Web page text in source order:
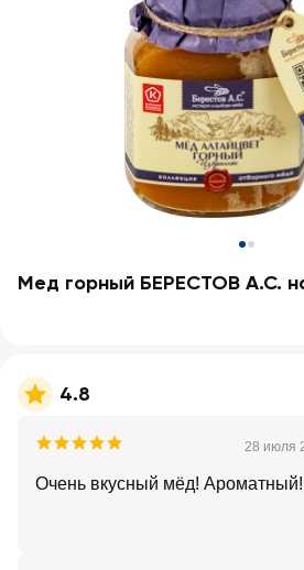
Мед горный БЕРЕСТОВ А.С.
4.8
28 июля
Очень вкусный мёд! Ароматный!